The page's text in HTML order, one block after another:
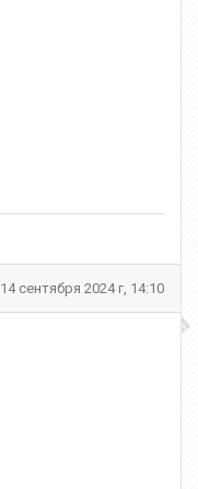
14 сентября 2024 г, 14:10